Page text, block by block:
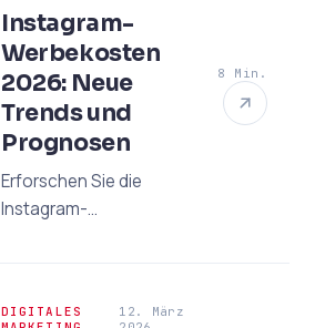
Instagram-
Werbekosten
2026: Neue
Trends und
Prognosen
Erforschen Sie die
Instagram-
Trends. Optimieren Sie
8 Min.
DIGITALES
12. März